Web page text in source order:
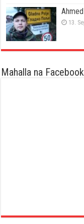
13.
Mahalla na